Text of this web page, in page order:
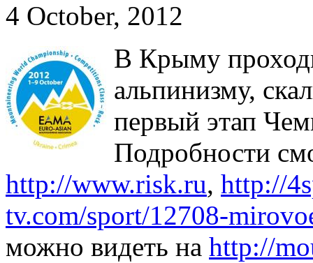
4 October, 2012
В Крыму
альпинизму,
первый этап
Подробности
http://www.risk.ru, http://
tv.com/sport/12708-
можно видеть на http://